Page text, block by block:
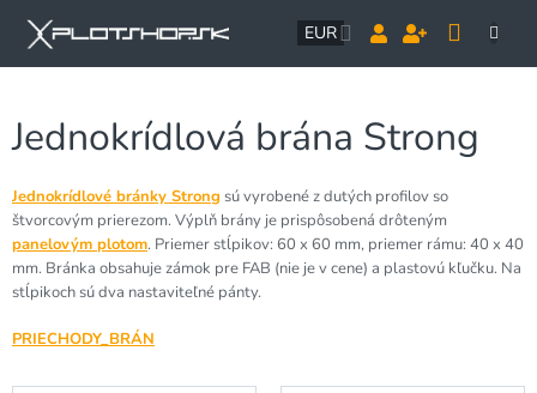
obsah
EUR
Jednokrídlová brána Strong
Jednokrídlové bránky Strong sú vyrobené z dutých profilov so
štvorcovým prierezom. Výplň brány je prispôsobená drôteným
panelovým plotom. Priemer stĺpikov: 60 x 60 mm, priemer rámu: 40 x 40
mm. Bránka obsahuje zámok pre FAB (nie je v cene) a plastovú kľučku. Na
stĺpikoch sú dva nastaviteľné pánty.
PRIECHODY_BRÁN